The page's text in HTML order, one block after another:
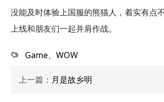
没能及时体验上国服的熊猫人，着实有点
上线和朋友们一起并肩作战。
Game、 WOW
上一篇： 月是故乡明